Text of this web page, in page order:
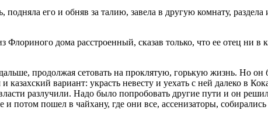
его и обняв за талию, завела в другую комнату,
дома расстроенный, сказав только, что ее отец ни в
продолжая сетовать на проклятую, горькую жизнь. Но
вариант: украсть невесту и уехать с ней далеко в
разлучили. Надо было попробовать другие пути и он
и потом пошел в чайхану, где они все, ассенизаторы,